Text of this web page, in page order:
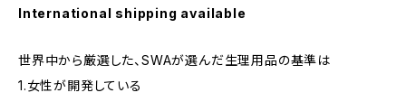
International shipping available
世界中から厳選した、SWAが選んだ生理用品の基準は
1.女性が開発している